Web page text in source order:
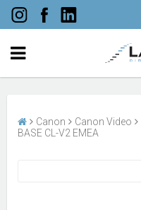
Canon Canon Video
BASE CL-V2 EMEA